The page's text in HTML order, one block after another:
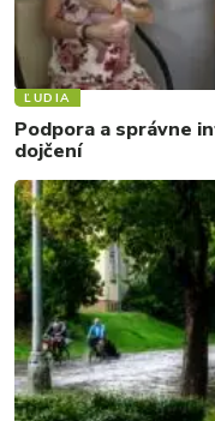
ĽUDIA
Podpora a správne
dojčení